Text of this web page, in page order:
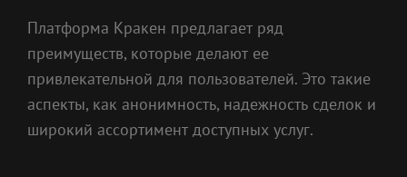
Платформа Кракен предлагает ряд
преимуществ, которые делают ее
привлекательной для пользователей. Это такие
аспекты, как анонимность, надежность сделок и
широкий ассортимент доступных услуг.